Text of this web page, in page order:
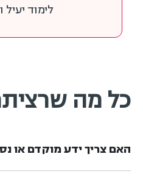
לימוד יעיל
כל מה
האם צריך ידע מוקדם או